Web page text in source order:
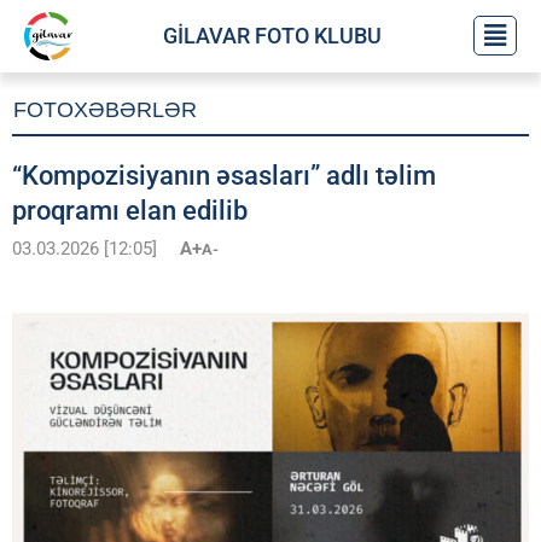
GİLAVAR FOTO KLUBU
FOTOXƏBƏRLƏR
“Kompozisiyanın əsasları” adlı təlim
proqramı elan edilib
03.03.2026 [12:05] A+A-